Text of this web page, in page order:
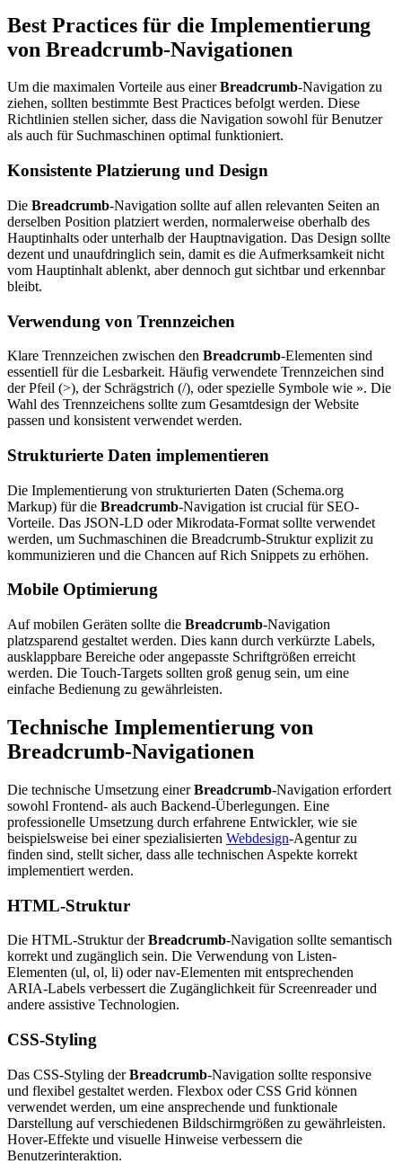
Best Practices für die Implementierung
von Breadcrumb-Navigationen
Um die maximalen Vorteile aus einerBreadcrumb-Navigation zu
ziehen, sollten bestimmte Best Practices befolgt werden. Diese
Richtlinien stellen sicher, dass die Navigation sowohl für Benutzer
als auch für Suchmaschinen optimal funktioniert.
Konsistente Platzierung und Design
Die Breadcrumb-Navigation sollte auf allen relevanten Seiten an
derselben Position platziert werden, normalerweise oberhalb des
Hauptinhalts oder unterhalb der Hauptnavigation. Das Design sollte
dezent und unaufdringlich sein, damit es die Aufmerksamkeit nicht
vom Hauptinhalt ablenkt, aber dennoch gut sichtbar und erkennbar
bleibt.
Verwendung von Trennzeichen
Klare Trennzeichen zwischen den Breadcrumb-Elementen sind
essentiell für die Lesbarkeit. Häufig verwendete Trennzeichen sind
der Pfeil (>), der Schrägstrich (/), oder spezielle Symbole wie ». Die
Wahl des Trennzeichens sollte zum Gesamtdesign der Website
passen und konsistent verwendet werden.
Strukturierte Daten implementieren
Die Implementierung von strukturierten Daten (Schema.org
Markup) für die Breadcrumb-Navigation ist crucial für SEO-
Vorteile. Das JSON-LD oder Mikrodata-Format sollte verwendet
werden, um Suchmaschinen die Breadcrumb-Struktur explizit zu
kommunizieren und die Chancen auf Rich Snippets zu erhöhen.
Mobile Optimierung
Auf mobilen Geräten sollte die Breadcrumb-Navigation
platzsparend gestaltet werden. Dies kann durch verkürzte Labels,
ausklappbare Bereiche oder angepasste Schriftgrößen erreicht
werden. Die Touch-Targets sollten groß genug sein, um eine
einfache Bedienung zu gewährleisten.
Technische Implementierung von
Breadcrumb-Navigationen
Die technische Umsetzung einerBreadcrumb-Navigation erfordert
sowohl Frontend- als auch Backend-Überlegungen. Eine
professionelle Umsetzung durch erfahrene Entwickler, wie sie
beispielsweise bei einer spezialisierten Webdesign-Agentur zu
finden sind, stellt sicher, dass alle technischen Aspekte korrekt
implementiert werden.
HTML-Struktur
Die HTML-Struktur derBreadcrumb-Navigation sollte semantisch
korrekt und zugänglich sein. Die Verwendung von Listen-
Elementen (ul, ol, li) oder nav-Elementen mit entsprechenden
ARIA-Labels verbessert die Zugänglichkeit für Screenreader und
andere assistive Technologien.
CSS-Styling
Das CSS-Styling derBreadcrumb-Navigation sollte responsive
und flexibel gestaltet werden. Flexbox oder CSS Grid können
verwendet werden, um eine ansprechende und funktionale
Darstellung auf verschiedenen Bildschirmgrößen zu gewährleisten.
Hover-Effekte und visuelle Hinweise verbessern die
Benutzerinteraktion.